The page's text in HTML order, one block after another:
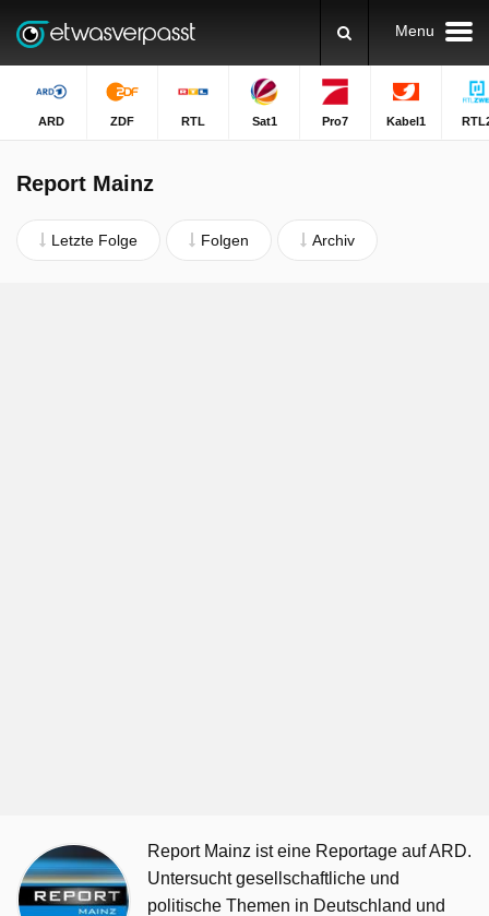
Menu
ARD ZDF RTL Sat1 Pro7 Kabel1
Report Mainz
Letzte Folge Folgen Archiv
Report Mainz ist eine Reportage auf ARD.
Untersucht gesellschaftliche und
politische Themen in Deutschland und